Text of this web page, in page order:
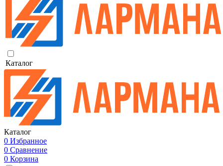
Каталог
Каталог
0 Избранное
0 Сравнение
0 Корзина